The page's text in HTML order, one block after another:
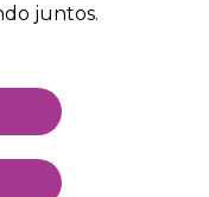
juntos.